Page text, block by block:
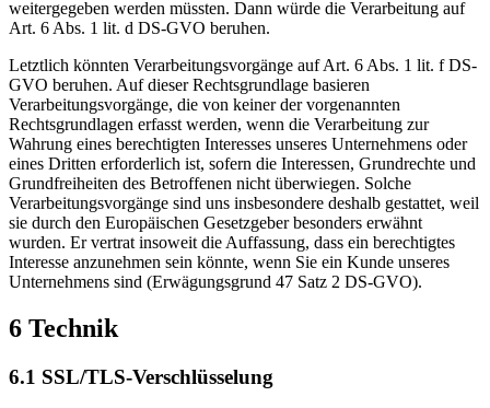
weitergegeben werden müssten. Dann würde die Verarbeitung auf
Art. 6 Abs. 1 lit. d DS-GVO beruhen.
Letztlich könnten Verarbeitungsvorgänge auf Art. 6 Abs. 1 lit. f DS-
GVO beruhen. Auf dieser Rechtsgrundlage basieren
Verarbeitungsvorgänge, die von keiner der vorgenannten
Rechtsgrundlagen erfasst werden, wenn die Verarbeitung zur
Wahrung eines berechtigten Interesses unseres Unternehmens oder
eines Dritten erforderlich ist, sofern die Interessen, Grundrechte und
Grundfreiheiten des Betroffenen nicht überwiegen. Solche
Verarbeitungsvorgänge sind uns insbesondere deshalb gestattet, weil
sie durch den Europäischen Gesetzgeber besonders erwähnt
wurden. Er vertrat insoweit die Auffassung, dass ein berechtigtes
Interesse anzunehmen sein könnte, wenn Sie ein Kunde unseres
Unternehmens sind (Erwägungsgrund 47 Satz 2 DS-GVO).
6 Technik
6.1 SSL/TLS-Verschlüsselung